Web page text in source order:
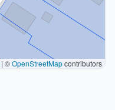
| ©OpenStreetMapcontributors